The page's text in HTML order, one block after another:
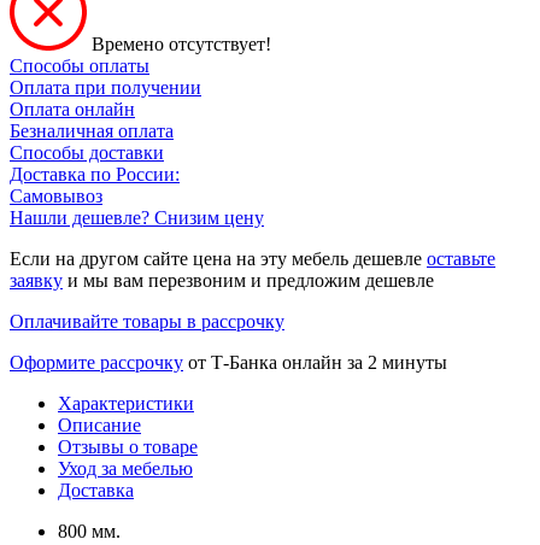
Времено отсутствует!
Способы оплаты
Оплата при получении
Оплата онлайн
Безналичная оплата
Способы доставки
Доставка по России:
Самовывоз
Нашли дешевле? Снизим цену
Если на другом сайте цена на эту мебель дешевле оставьте
заявку и мы вам перезвоним и предложим дешевле
Оплачивайте товары в рассрочку
Оформите рассрочку от Т-Банка онлайн за 2 минуты
Характеристики
Описание
Отзывы о товаре
Уход за мебелью
Доставка
800 мм.